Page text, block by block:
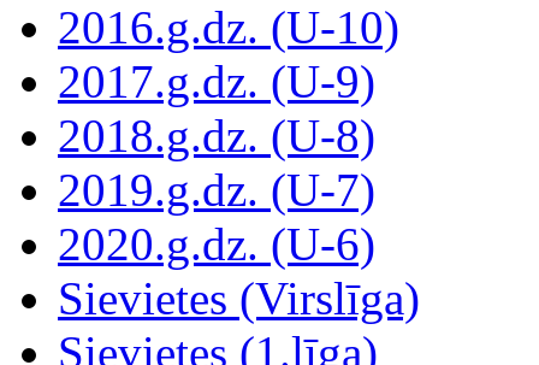
2016.g.dz. (U-10)
2017.g.dz. (U-9)
2018.g.dz. (U-8)
2019.g.dz. (U-7)
2020.g.dz. (U-6)
Sievietes (Virslīga)
Sievietes (1.līga)